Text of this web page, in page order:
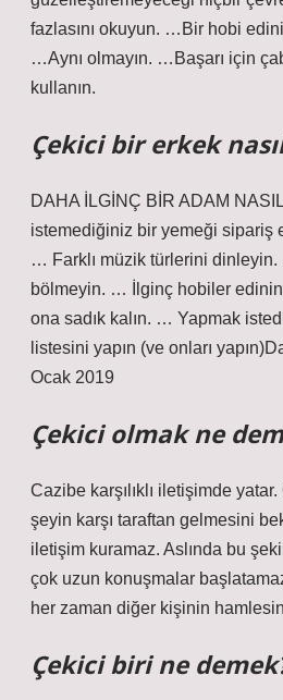
fazlasını okuyun. …Bir hobi
…Aynı olmayın. …Başarı için
kullanın.
Çekici bir erkek
DAHA İLGİNÇ BİR ADAM
istemediğiniz bir yemeği sipariş
… Farklı müzik türlerini dinleyin.
bölmeyin. … İlginç hobiler
ona sadık kalın. … Yapmak
listesini yapın (ve onları
Ocak 2019
Çekici olmak ne
Cazibe karşılıklı iletişimde
şeyin karşı taraftan gelmesini
iletişim kuramaz. Aslında bu
çok uzun konuşmalar
her zaman diğer kişinin
Çekici biri ne